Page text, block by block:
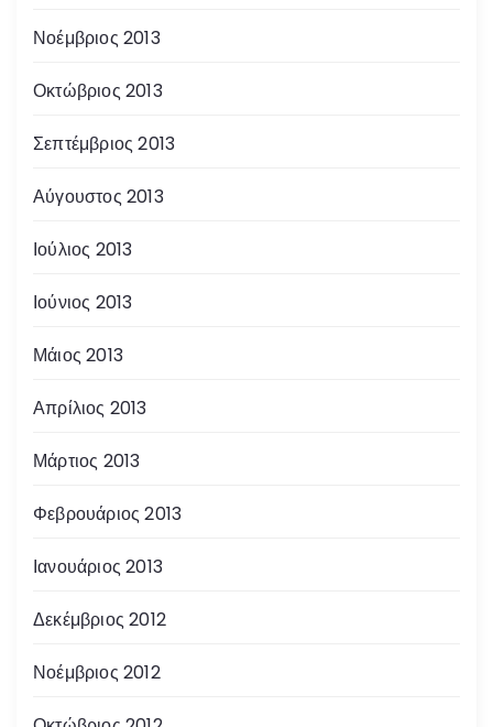
Νοέμβριος 2013
Οκτώβριος 2013
Σεπτέμβριος 2013
Αύγουστος 2013
Ιούλιος 2013
Ιούνιος 2013
Μάιος 2013
Απρίλιος 2013
Μάρτιος 2013
Φεβρουάριος 2013
Ιανουάριος 2013
Δεκέμβριος 2012
Νοέμβριος 2012